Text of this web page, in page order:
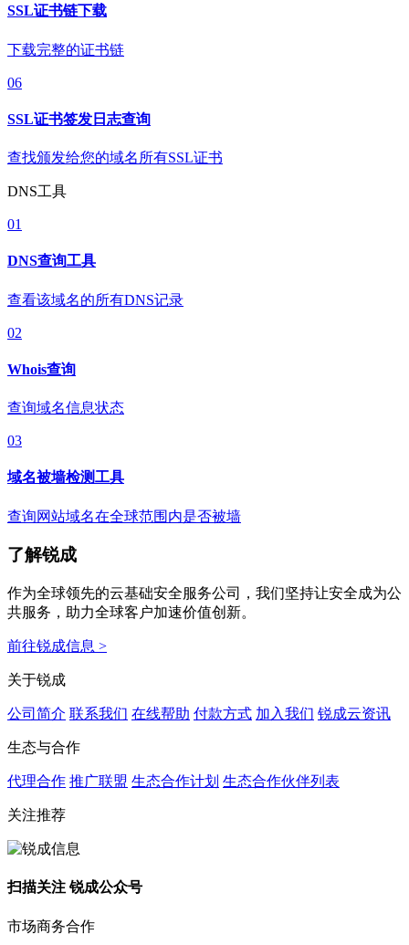
SSL证书链下载
下载完整的证书链
06
SSL证书签发日志查询
查找颁发给您的域名所有SSL证书
DNS工具
01
DNS查询工具
查看该域名的所有DNS记录
02
Whois查询
查询域名信息状态
03
域名被墙检测工具
查询网站域名在全球范围内是否被墙
了解锐成
作为全球领先的云基础安全服务公司，我们坚持让安全成为公
共服务，助力全球客户加速价值创新。
前往锐成信息 >
关于锐成
公司简介 联系我们 在线帮助 付款方式 加入我们 锐成云资讯
生态与合作
代理合作 推广联盟 生态合作计划 生态合作伙伴列表
关注推荐
扫描关注 锐成公众号
市场商务合作